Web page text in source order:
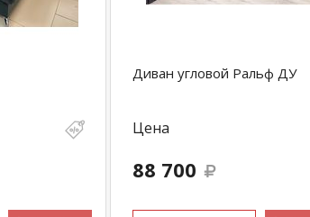
Диван угловой Ральф ДУ
Цена
88 700